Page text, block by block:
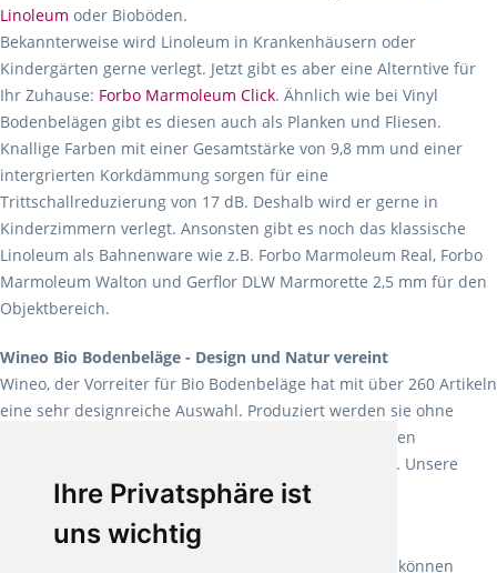
Ihre Privatsphäre ist
uns wichtig
Linoleum oder Bioböden.
Bekannterweise wird Linoleum in Krankenhäusern oder
Kindergärten gerne verlegt. Jetzt gibt es aber eine Alterntive für
Ihr Zuhause: Forbo Marmoleum Click. Ähnlich wie bei Vinyl
Bodenbelägen gibt es diesen auch als Planken und Fliesen.
Knallige Farben mit einer Gesamtstärke von 9,8 mm und einer
intergrierten Korkdämmung sorgen für eine
Trittschallreduzierung von 17 dB. Deshalb wird er gerne in
Kinderzimmern verlegt. Ansonsten gibt es noch das klassische
Linoleum als Bahnenware wie z.B. Forbo Marmoleum Real, Forbo
Marmoleum Walton und Gerflor DLW Marmorette 2,5 mm für den
Objektbereich.
Wineo Bio Bodenbeläge - Design und Natur vereint
Wineo, der Vorreiter für Bio Bodenbeläge hat mit über 260 Artikeln
eine sehr designreiche Auswahl. Produziert werden sie ohne
Weichmacher und Lösungsmittel. Mit allen verfügbaren
Verlegearten ist er für jegliche Bauvorhaben attraktiv. Unsere
Empfehlung:Wineo 1000 Multi Layer XXL.
Teppiche für ein angenehmes Laufgefühl
machen es schon lange vor. Sie können